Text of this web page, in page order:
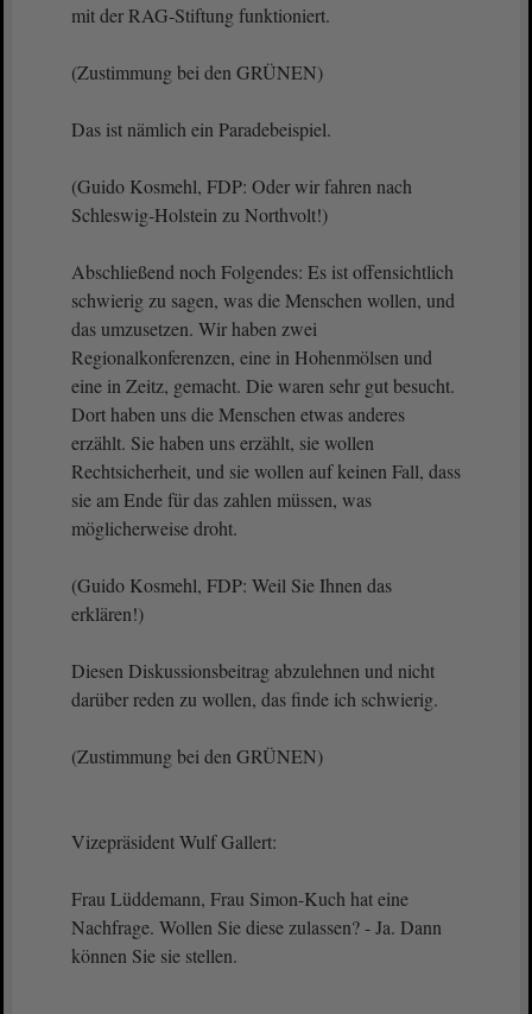
mit der RAG-Stiftung funktioniert.
(Zustimmung bei den GRÜNEN)
Das ist nämlich ein Paradebeispiel.
(Guido Kosmehl, FDP: Oder wir fahren nach
Schleswig-Holstein zu Northvolt!)
Abschließend noch Folgendes: Es ist offensichtlich
schwierig zu sagen, was die Menschen wollen, und
das umzusetzen. Wir haben zwei
Regionalkonferenzen, eine in Hohenmölsen und
eine in Zeitz, gemacht. Die waren sehr gut besucht.
Dort haben uns die Menschen etwas anderes
erzählt. Sie haben uns erzählt, sie wollen
Rechtsicherheit, und sie wollen auf keinen Fall, dass
sie am Ende für das zahlen müssen, was
möglicherweise droht.
(Guido Kosmehl, FDP: Weil Sie Ihnen das
erklären!)
Diesen Diskussionsbeitrag abzulehnen und nicht
darüber reden zu wollen, das finde ich schwierig.
(Zustimmung bei den GRÜNEN)
Vizepräsident Wulf Gallert:
Frau Lüddemann, Frau Simon-Kuch hat eine
Nachfrage. Wollen Sie diese zulassen? - Ja. Dann
können Sie sie stellen.